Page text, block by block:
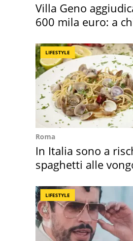
Villa Geno
600 mila euro: a
LIFESTYLE
Roma
In Italia sono a
spaghetti alle
LIFESTYLE